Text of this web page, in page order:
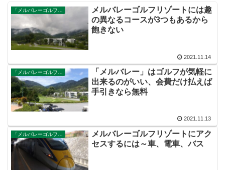
「メルバレーゴルフリゾート」で暮らし始める
メルバレーゴルフリゾートには趣
の異なるコースが3つもあるから
飽きない
2021.11.14
「メルバレー」はゴルフが気軽に
出来るのがいい、会費だけ払えば
手引きなら無料
2021.11.13
メルバレーゴルフリゾートにアク
セスするには～車、電車、バス